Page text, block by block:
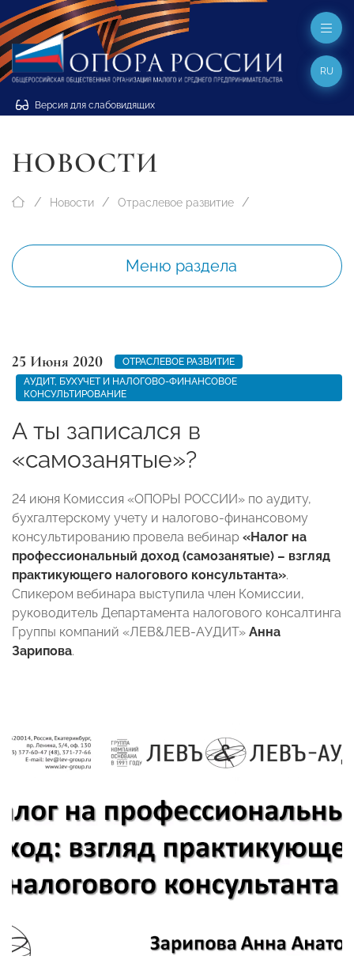
Версия для слабовидящих
RU
НОВОСТИ
Новости Отраслевое развитие
Меню раздела
25 Июня 2020
ОТРАСЛЕВОЕ РАЗВИТИЕ
АУДИТ, БУХУЧЕТ И НАЛОГОВО-ФИНАНСОВОЕ
КОНСУЛЬТИРОВАНИЕ
А ты записался в
«самозанятые»?
24 июня Комиссия «ОПОРЫ РОССИИ» по аудиту,
бухгалтерскому учету и налогово-финансовому
консультированию провела вебинар «Налог на
профессиональный доход (самозанятые) – взгляд
практикующего налогового консультанта».
Спикером вебинара выступила член Комиссии,
руководитель Департамента налогового консалтинга
Группы компаний «ЛЕВ&ЛЕВ-АУДИТ» Анна
Зарипова.